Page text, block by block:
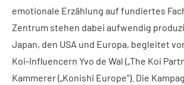
emotionale Erzählung auf fundiertes
Zentrum stehen dabei aufwendig
Japan, den USA und Europa, begleitet
Koi-Influencern Yvo de Wal („The Koi
Kammerer („Konishi Europe“). Die